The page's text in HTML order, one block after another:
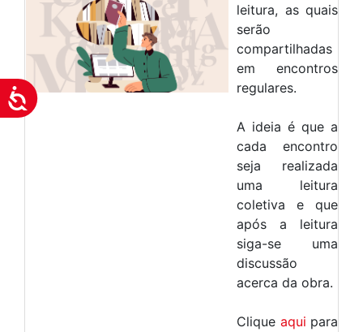
Acessibilidade
leitura, as quais
serão
compartilhadas
em encontros
regulares.
A ideia é que a
cada encontro
seja realizada
uma leitura
coletiva e que
após a leitura
siga-se uma
discussão
acerca da obra.
Clique aqui para